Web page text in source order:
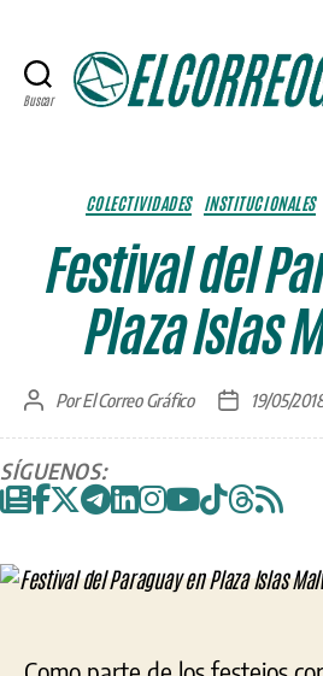
Buscar
COLECTIVIDADES INSTITUCIONALES
Festival del
Plaza Islas
Autor
entrada
PorEl Correo Gráfico
Fecha
entrada
19/05/
SÍGUENOS: